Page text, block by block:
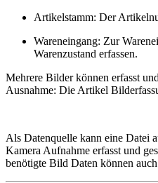
Artikelstamm: Der
Wareneingang: Zur
Warenzustand erfassen.
Mehrere Bilder können erfasst
Ausnahme: Die Artikel
Als Datenquelle kann eine Datei
Kamera Aufnahme erfasst und
benötigte Bild Daten können